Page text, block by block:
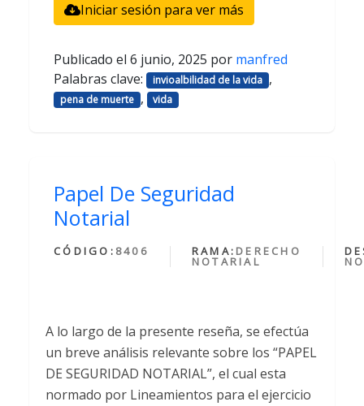
Iniciar sesión para ver más
Publicado el 6 junio, 2025 por manfred
Palabras clave:
invioalbilidad de la vida ,
pena de muerte , vida
Papel De Seguridad
Notarial
CÓDIGO: 8406 RAMA: DERECHO
NOTARIAL
A lo largo de la presente reseña, se efectúa
un breve análisis relevante sobre los “PAPEL
DE SEGURIDAD NOTARIAL”, el cual esta
normado por Lineamientos para el ejercicio